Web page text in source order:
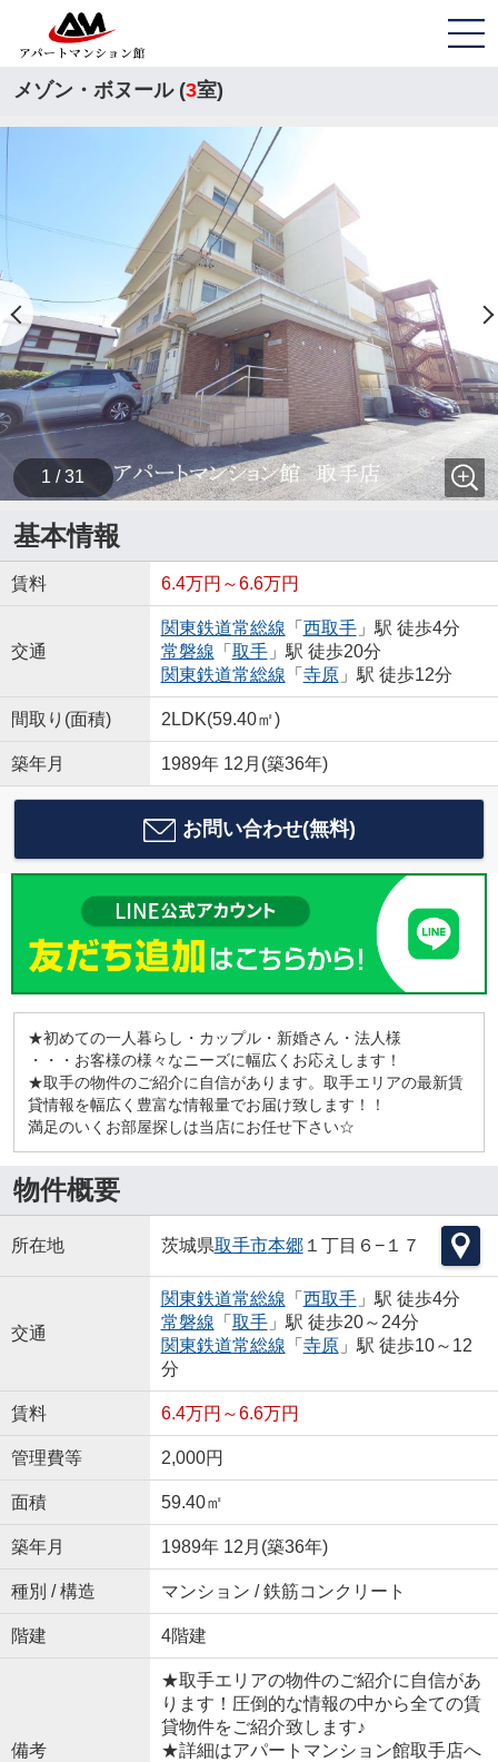
メゾン・ボヌール (3室)
1 / 31
基本情報
賃料 6.4万円～6.6万円
交通
関東鉄道常総線 「 西取手」駅 徒歩4分
常磐線 「 取手」駅 徒歩20分
関東鉄道常総線 「 寺原」駅 徒歩12分
間取り(面積) 2LDK(59.40㎡)
築年月 1989年 12月(築36年)
お問い合わせ(無料)
★初めての一人暮らし・カップル・新婚さん・法人様
・・・お客様の様々なニーズに幅広くお応えします！
★取手の物件のご紹介に自信があります。取手エリアの最新賃
貸情報を幅広く豊富な情報量でお届け致します！！
満足のいくお部屋探しは当店にお任せ下さい☆
物件概要
所在地 茨城県取手市本郷１丁目６−１７
交通
関東鉄道常総線 「 西取手」駅 徒歩4分
常磐線 「 取手」駅 徒歩20～24分
関東鉄道常総線 「 寺原」駅 徒歩10～12
分
賃料 6.4万円～6.6万円
管理費等 2,000円
面積 59.40㎡
築年月 1989年 12月(築36年)
種別 / 構造 マンション / 鉄筋コンクリート
階建 4階建
備考
★取手エリアの物件のご紹介に自信があ
ります！圧倒的な情報の中から全ての賃
貸物件をご紹介致します♪
★詳細はアパートマンション館取手店へ